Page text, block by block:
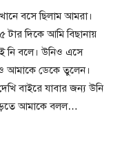
বসে ছিলাম আমরা।
টার দিকে আমি বিছানায়
নি বলে। উনিও এসে
আমাকে ডেকে তুলেন।
বাইরে যাবার জন্য উনি
আমাকে বলল…